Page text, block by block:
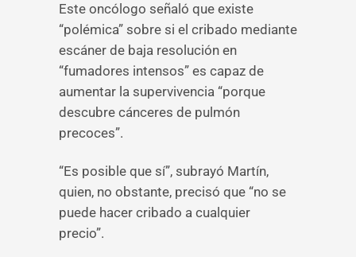
Este oncólogo señaló que existe
“polémica” sobre si el cribado mediante
escáner de baja resolución en
“fumadores intensos” es capaz de
aumentar la supervivencia “porque
descubre cánceres de pulmón
precoces”.
“Es posible que sí”, subrayó Martín,
quien, no obstante, precisó que “no se
puede hacer cribado a cualquier
precio”.